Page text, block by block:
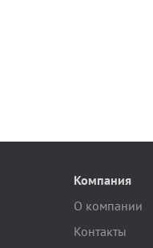
Компания
О компании
Контакты